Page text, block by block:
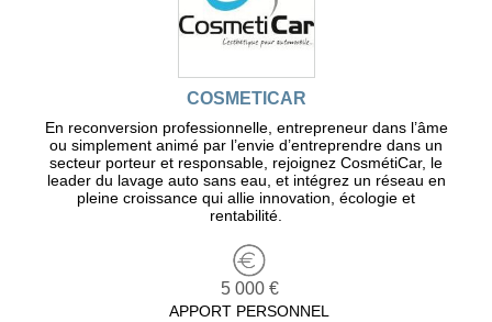
COSMETICAR
En reconversion professionnelle, entrepreneur dans l’âme
ou simplement animé par l’envie d’entreprendre dans un
secteur porteur et responsable, rejoignez CosmétiCar, le
leader du lavage auto sans eau, et intégrez un réseau en
pleine croissance qui allie innovation, écologie et
rentabilité.
5 000 €
APPORT PERSONNEL